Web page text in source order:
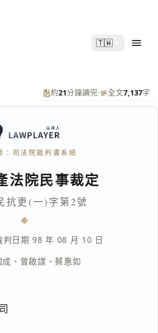
🇹🇼
約21分鐘讀完· 全文7,137字
：司法院裁判書系統
法院民事裁定
抗更(一)字第2號
判日期 98 年 08 月 10 日
成 、 曾啟謀 、蔡惠如